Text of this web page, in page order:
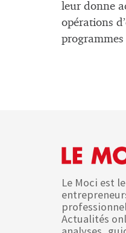
leur donne
opérations
Le Moci est
Actualités